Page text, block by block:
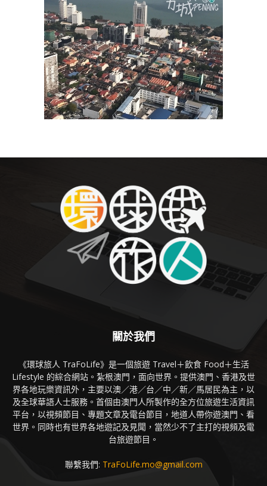
關於我們
《環球旅人 TraFoLife》是一個旅遊 Travel＋飲食 Food＋生活
Lifestyle 的綜合網站。紮根澳門，面向世界。提供澳門、香港及世
界各地玩樂資訊外，主要以澳／港／台／中／新／馬居民為主，以
及全球華語人士服務。首個由澳門人所製作的全方位旅遊生活資訊
平台，以視頻節目、專題文章及電台節目，地道人帶你遊澳門、看
世界。同時也有世界各地遊記及見聞，當然少不了主打的視頻及電
台旅遊節目。
聯繫我們: TraFoLife.mo@gmail.com